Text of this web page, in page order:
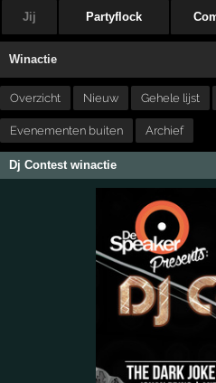
Jij Partyflock
Winactie
Overzicht Nieuw Gehele lijst
Evenementen buiten Archief
Dj Contest winactie